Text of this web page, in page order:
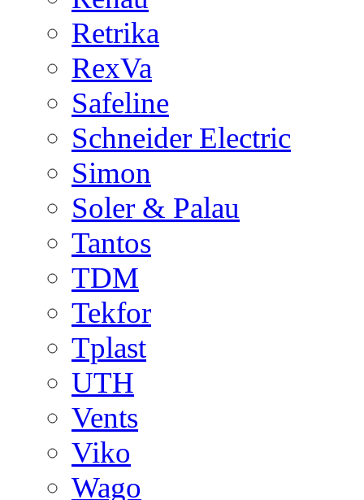
Retrika
RexVa
Safeline
Schneider Electric
Simon
Soler & Palau
Tantos
TDM
Tekfor
Tplast
UTH
Vents
Viko
Wago